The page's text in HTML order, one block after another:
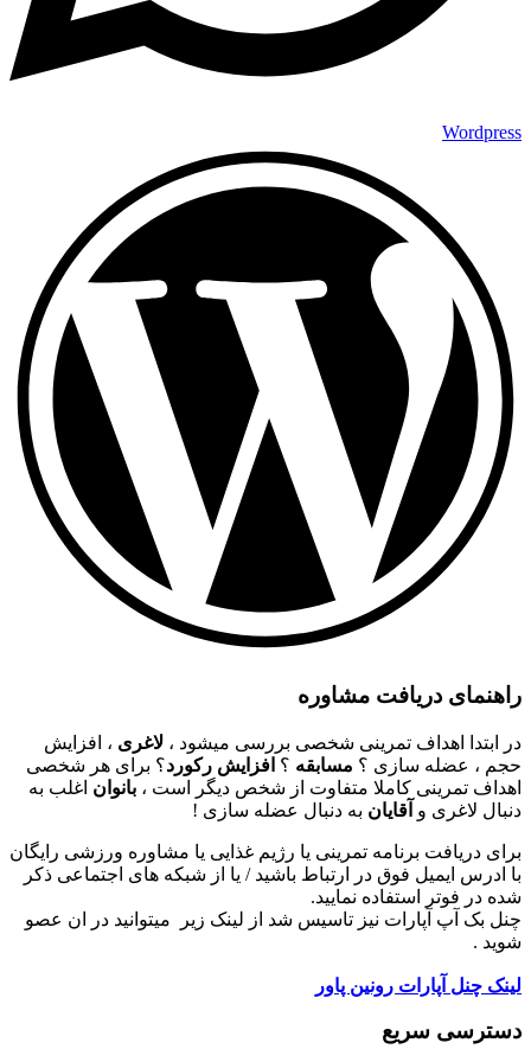
Wordpress
راهنمای دریافت مشاوره
در ابتدا اهداف تمرینی شخصی بررسی میشود ، لاغری ، افزایش
حجم ، عضله سازی ؟ مسابقه ؟ افزایش رکورد؟ برای هر شخصی
اهداف تمرینی کاملا متفاوت از شخص دیگر است ، بانوان اغلب به
دنبال لاغری و آقایان به دنبال عضله سازی !
برای دریافت برنامه تمرینی یا رژیم غذایی یا مشاوره ورزشی رایگان
با ادرس ایمیل فوق در ارتباط باشید / یا از شبکه های اجتماعی ذکر
شده در فوتر استفاده نمایید.
چنل بک آپ آپارات نیز تاسیس شد از لینک زیر میتوانید در ان عصو
شوید .
لینک چنل آپارات رونین پاور
دسترسی سریع